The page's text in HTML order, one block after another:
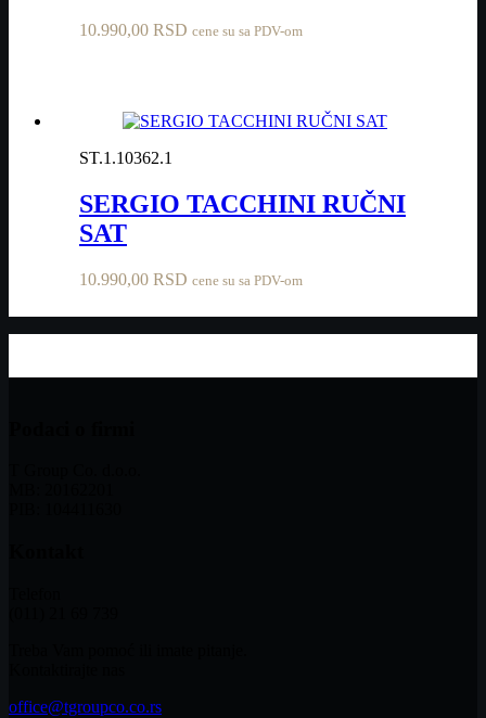
10.990,00 RSD cene su sa PDV-om
ST.1.10362.1
SERGIO TACCHINI RUČNI
SAT
10.990,00 RSD cene su sa PDV-om
office@tgroupco.co.rs